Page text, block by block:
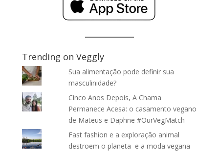
Trending on Veggly
Sua alimentação pode definir sua
masculinidade?
Cinco Anos Depois, A Chama
Permanece Acesa: o casamento vegano
de Mateus e Daphne #OurVegMatch
Fast fashion e a exploração animal
destroem o planeta e a moda vegana